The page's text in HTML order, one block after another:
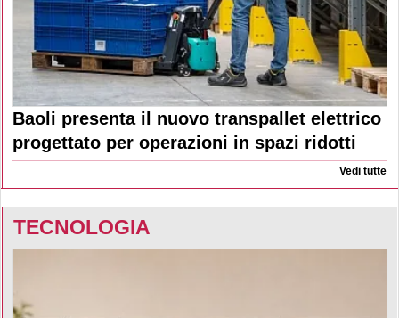
Baoli presenta il nuovo transpallet elettrico
progettato per operazioni in spazi ridotti
Vedi tutte
TECNOLOGIA